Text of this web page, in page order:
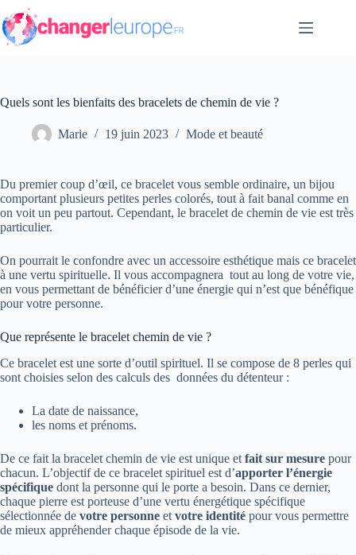
Passer
au
contenu
Quels sont les bienfaits des bracelets de chemin de vie ?
Marie 19 juin 2023 Mode et beauté
Du premier coup d’œil, ce bracelet vous semble ordinaire, un bijou
comportant plusieurs petites perles colorés, tout à fait banal comme en
on voit un peu partout. Cependant, le bracelet de chemin de vie est très
particulier.
On pourrait le confondre avec un accessoire esthétique mais ce bracelet
à une vertu spirituelle. Il vous accompagnera tout au long de votre vie,
en vous permettant de bénéficier d’une énergie qui n’est que bénéfique
pour votre personne.
Que représente le bracelet chemin de vie ?
Ce bracelet est une sorte d’outil spirituel. Il se compose de 8 perles qui
sont choisies selon des calculs des données du détenteur :
La date de naissance,
les noms et prénoms.
De ce fait la bracelet chemin de vie est unique et fait sur mesure pour
chacun. L’objectif de ce bracelet spirituel est d’apporter l’énergie
spécifique dont la personne qui le porte a besoin. Dans ce dernier,
chaque pierre est porteuse d’une vertu énergétique spécifique
sélectionnée de votre personne et votre identité pour vous permettre
de mieux appréhender chaque épisode de la vie.